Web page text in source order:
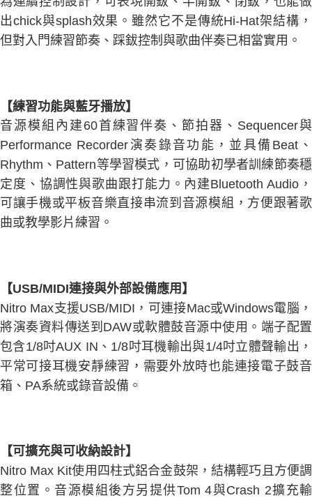
出chick與splash效果。雖然它不是傳統Hi-Hat架結構，
但對入門練習節奏、踩鈸控制與歌曲伴奏已相當實用。
【練習功能與藍牙播放】
音源模組內建60首練習伴奏、節拍器、Sequencer與
Performance Recorder演奏錄音功能，並具備Beat、
Rhythm、Pattern等學習模式，可協助初學者訓練節奏穩
定度、協調性與歌曲跟打能力。內建Bluetooth Audio，
可讓手機或平板音樂直接串流到音源模組，方便跟著歌
曲或教學影片練習。
【USB/MIDI連接與外部設備應用】
Nitro Max支援USB/MIDI，可連接Mac或Windows電腦，
將演奏資料傳送到DAW或軟體鼓音源中使用。端子配置
包含1/8吋AUX IN、1/8吋耳機輸出與1/4吋立體聲輸出，
平常可接耳機安靜練習，需要外放時也能連接電子鼓音
箱、PA系統或錄音設備。
【可擴充與可收納設計】
Nitro Max Kit使用四柱式鋁合金鼓架，結構輕巧且方便調
整位置。音源模組後方另提供Tom 4與Crash 2擴充輸